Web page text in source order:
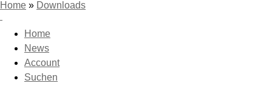
Home » Downloads
Home
News
Account
Suchen